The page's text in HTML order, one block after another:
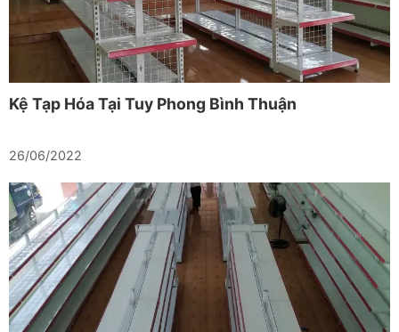
Kệ Tạp Hóa Tại Tuy Phong Bình Thuận
26/06/2022